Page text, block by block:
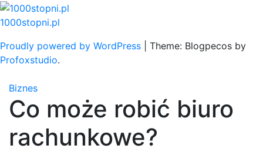
Skip
to
1000stopni.pl
Proudly powered by WordPress
Theme: Blogpecos by
Profoxstudio.
Biznes
Co może robić biuro
rachunkowe?